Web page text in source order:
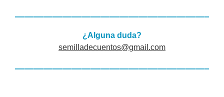
¿Alguna duda?
semilladecuentos@gmail.com